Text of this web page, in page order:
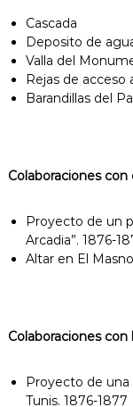
Cascada
Deposito de
Valla del
Rejas de acceso
Barandillas del
Colaboraciones con
Proyecto de un
Arcadia”. 1876-
Altar en El
Colaboraciones con
Proyecto de
Tunis. 1876-1877